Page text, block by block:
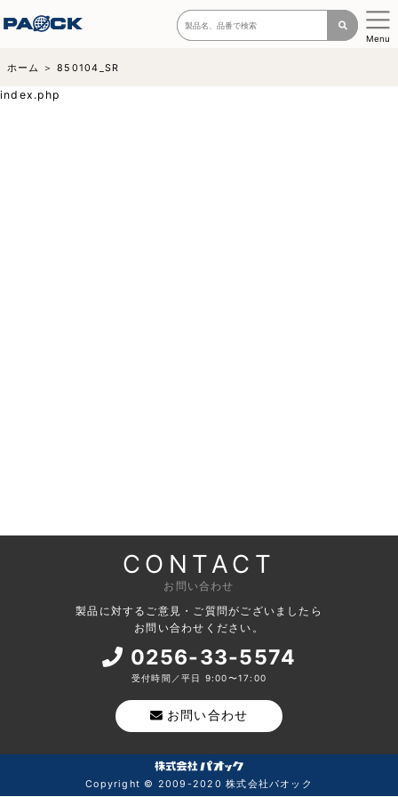
Menu
ホーム 850104_SR
index.php
CONTACT
お問い合わせ
製品に対するご意見・ご質問がございましたら
お問い合わせください。
0256-33-5574
受付時間／平日 9:00〜17:00
お問い合わせ
Copyright © 2009-2020 株式会社パオック